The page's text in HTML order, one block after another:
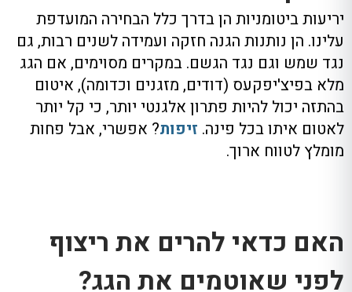
יריעות ביטומניות הן בדרך כלל הבחירה המועדפת
עלינו. הן נותנות הגנה חזקה ועמידה לשנים רבות, גם
נגד שמש וגם נגד הגשם. במקרים מסוימים, אם הגג
מלא בפיצ'יפקעס (דודים, מזגנים וכדומה), איטום
בהתזה יכול להיות פתרון אלגנטי יותר, כי קל יותר
לאטום איתו בכל פינה. זיפות? אפשרי, אבל פחות
מומלץ לטווח ארוך.
האם כדאי להרים את ריצוף
לפני שאוטמים את הגג?